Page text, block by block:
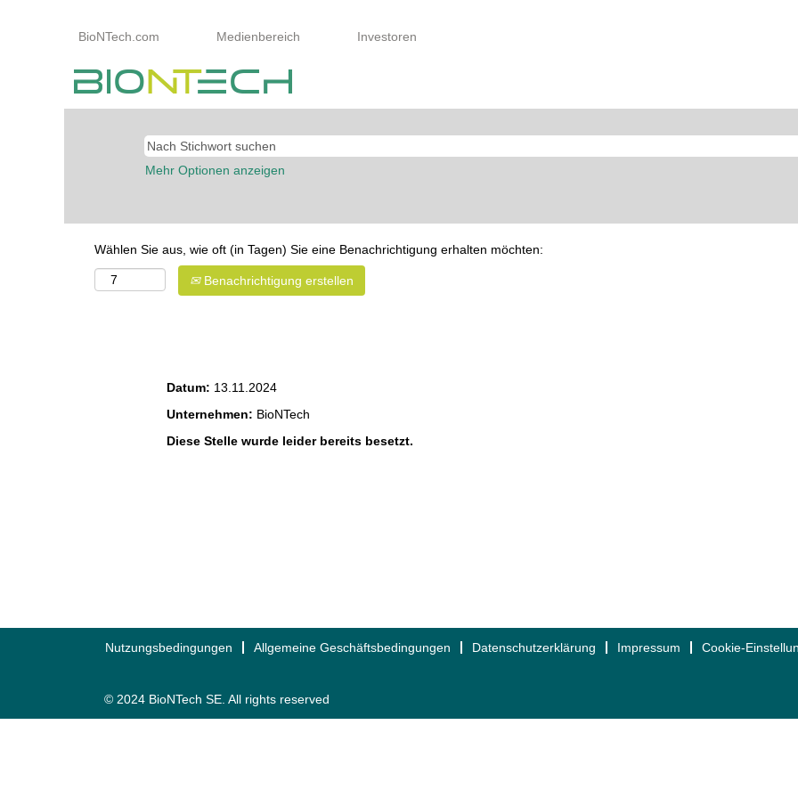
BioNTech.com Medienbereich Investoren
Mehr Optionen anzeigen
Wählen Sie aus, wie oft (in Tagen) Sie eine Benachrichtigung erhalten möchten:
Benachrichtigung erstellen
Datum: 13.11.2024
Unternehmen: BioNTech
Diese Stelle wurde leider bereits besetzt.
Nutzungsbedingungen Allgemeine Geschäftsbedingungen Datenschutzerklärung Impressum Cookie-
© 2024 BioNTech SE. All rights reserved